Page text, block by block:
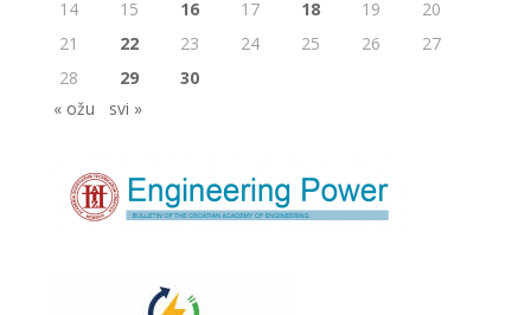
14
15 16 17 18 19
20
21
22 23 24 25 26
27
28
29
30
« ožu
svi »